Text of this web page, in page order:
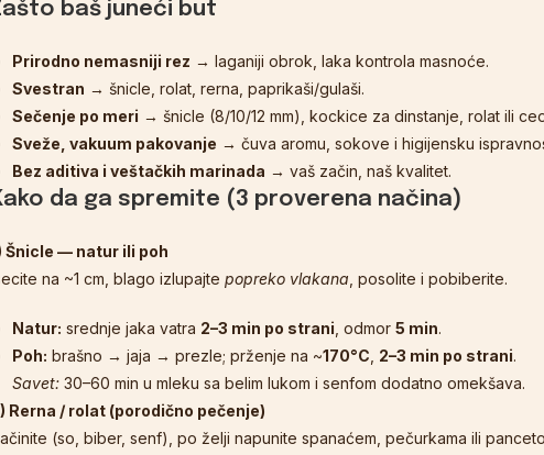
baš juneći but
Prirodno nemasniji rez → laganiji obrok, laka kontrola masnoće.
Svestran → šnicle, rolat, rerna, paprikaši/gulaši.
Sečenje po meri → šnicle (8/10/12 mm), kockice za dinstanje, rolat ili
Sveže, vakuum pakovanje → čuva aromu, sokove i higijensku
Bez aditiva i veštačkih marinada → vaš začin, naš kvalitet.
da ga spremite (3 proverena načina)
Šnicle — natur ili poh
na ~1 cm, blago izlupajte popreko vlakana , posolite i pobiberite.
Natur: srednje jaka vatra 2–3 min po strani , odmor 5 min.
Poh: brašno → jaja → prezle; prženje na ~170°C 2–3 min po strani.
Savet: 30–60 min u mleku sa belim lukom i senfom dodatno omekšava.
Rerna / rolat (porodično pečenje)
(so, biber, senf), po želji napunite spanaćem, pečurkama ili